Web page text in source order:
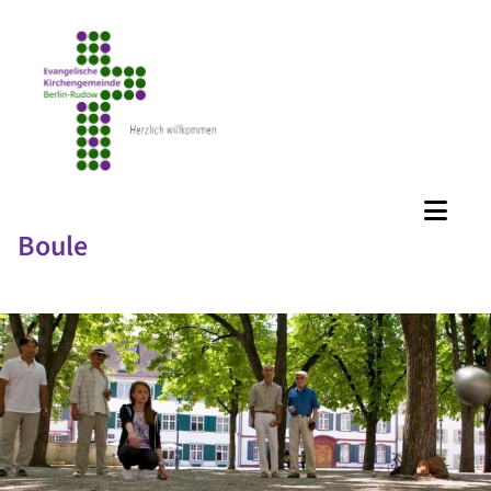
Boule